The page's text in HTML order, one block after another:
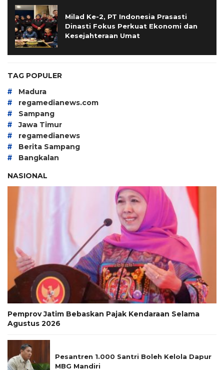
Milad Ke-2, PT Indonesia Prasasti
Dinasti Fokus Perkuat Ekonomi dan
Kesejahteraan Umat
TAG POPULER
# Madura
# regamedianews.com
# Sampang
# Jawa Timur
# regamedianews
# Berita Sampang
#
Bangkalan
NASIONAL
Pemprov Jatim Bebaskan Pajak Kendaraan Selama
Agustus 2026
Pesantren 1.000 Santri Boleh Kelola Dapur
MBG Mandiri